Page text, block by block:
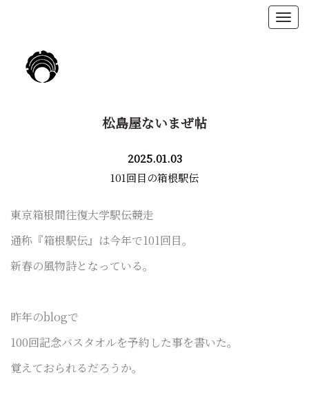
松島屋ないまぜ帖
2025.01.03
101回目の箱根駅伝
東京箱根間往復大学駅伝競走
通称『箱根駅伝』は今年で101回目。
新春の風物詩と なっている。
昨年のblogで
100回記念バスタオルを予約した事を書いた。
覚えておられるだろうか。